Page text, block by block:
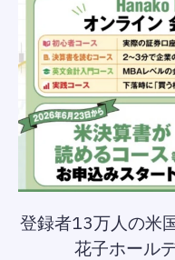
登録者13万人の米
花子ホール